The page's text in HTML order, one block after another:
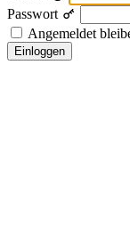
Passwort
Angemeldet
Einloggen